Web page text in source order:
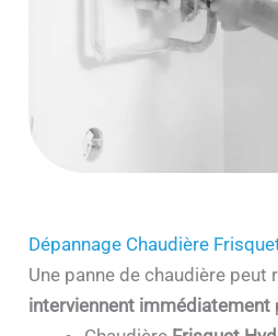
Dépannage Chaudière
Une panne de chaudière
interviennent immédiatement